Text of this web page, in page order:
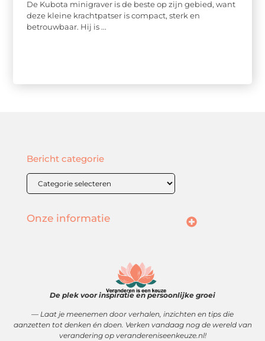
De Kubota minigraver is de beste op zijn gebied, want
deze kleine krachtpatser is compact, sterk en
betrouwbaar. Hij is ...
De plek voor inspiratie en persoonlijke groei
— Laat je meenemen door verhalen, inzichten en tips die
aanzetten tot denken én doen. Verken vandaag nog de wereld van
verandering op verandereniseenkeuze.nl!
Onze informatie
Bericht categorie